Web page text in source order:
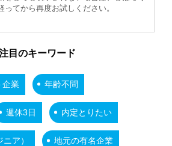
ってから再度お試しください。
目のキーワード
企業 年齢不問
週休3日 内定とりたい
ア） 地元の有名企業